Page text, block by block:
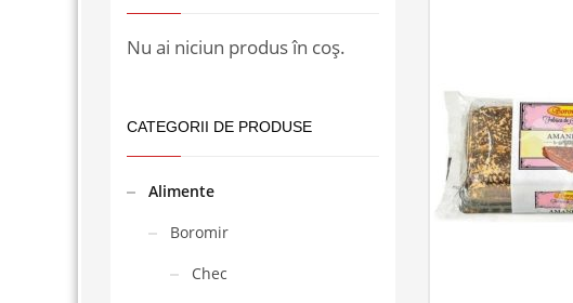
Nu ai niciun produs în coș.
CATEGORII DE PRODUSE
Alimente
Boromir
Chec